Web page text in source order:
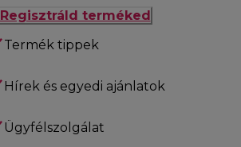
Regisztráld terméked
Termék tippek
Hírek és egyedi ajánlatok
Ügyfélszolgálat